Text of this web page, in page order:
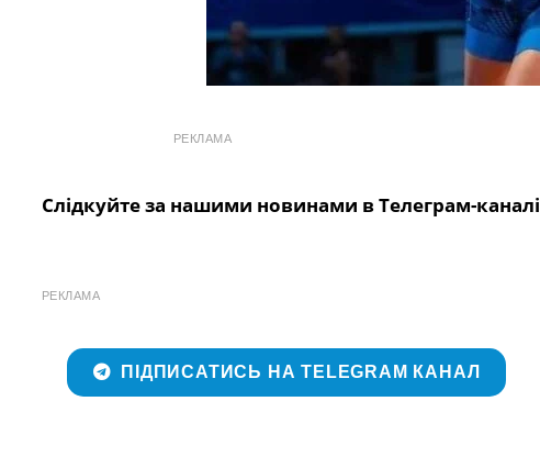
РЕКЛАМА
Слідкуйте за нашими новинами в Телеграм-каналі
РЕКЛАМА
ПІДПИСАТИСЬ НА TELEGRAM КАНАЛ